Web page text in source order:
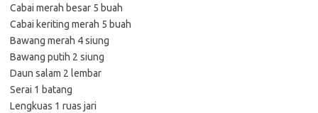
Cabai merah besar 5 buah
Cabai keriting merah 5 buah
Bawang merah 4 siung
Bawang putih 2 siung
Daun salam 2 lembar
Serai 1 batang
Lengkuas 1 ruas jari